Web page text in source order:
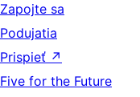
Zapojte sa
Podujatia
Prispieť ↗
Five for the Future